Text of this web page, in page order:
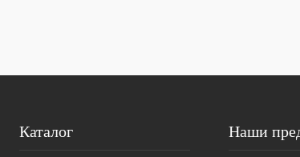
Каталог Наши